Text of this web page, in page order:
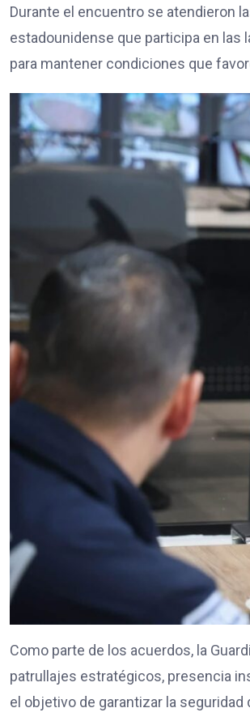
Durante el encuentro se atendieron
estadounidense que participa en las
para mantener condiciones que
Como parte de los acuerdos, la
patrullajes estratégicos, presencia
el objetivo de garantizar la